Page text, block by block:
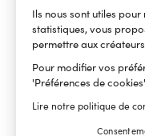
Ils nous sont utiles
statistiques, vous
permettre aux
Pour modifier vos
'Préférences de
Lire notre politique de